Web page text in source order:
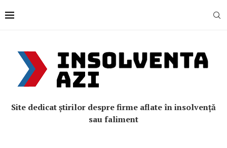
Site dedicat știrilor despre firme aflate în insolvență
sau faliment